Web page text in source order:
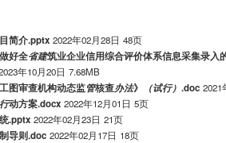
简介.pptx 2022年02月28日 48页
好全省建筑业企业信用综合评价体系信息采集录入
年10月20日 7.68MB
图审查机构动态监管核查办法》 （试行） .doc 2021
行动方案.docx 2022年12月01日 5页
.pptx 2022年02月23日 21页
导则.doc 2022年02月17日 18页